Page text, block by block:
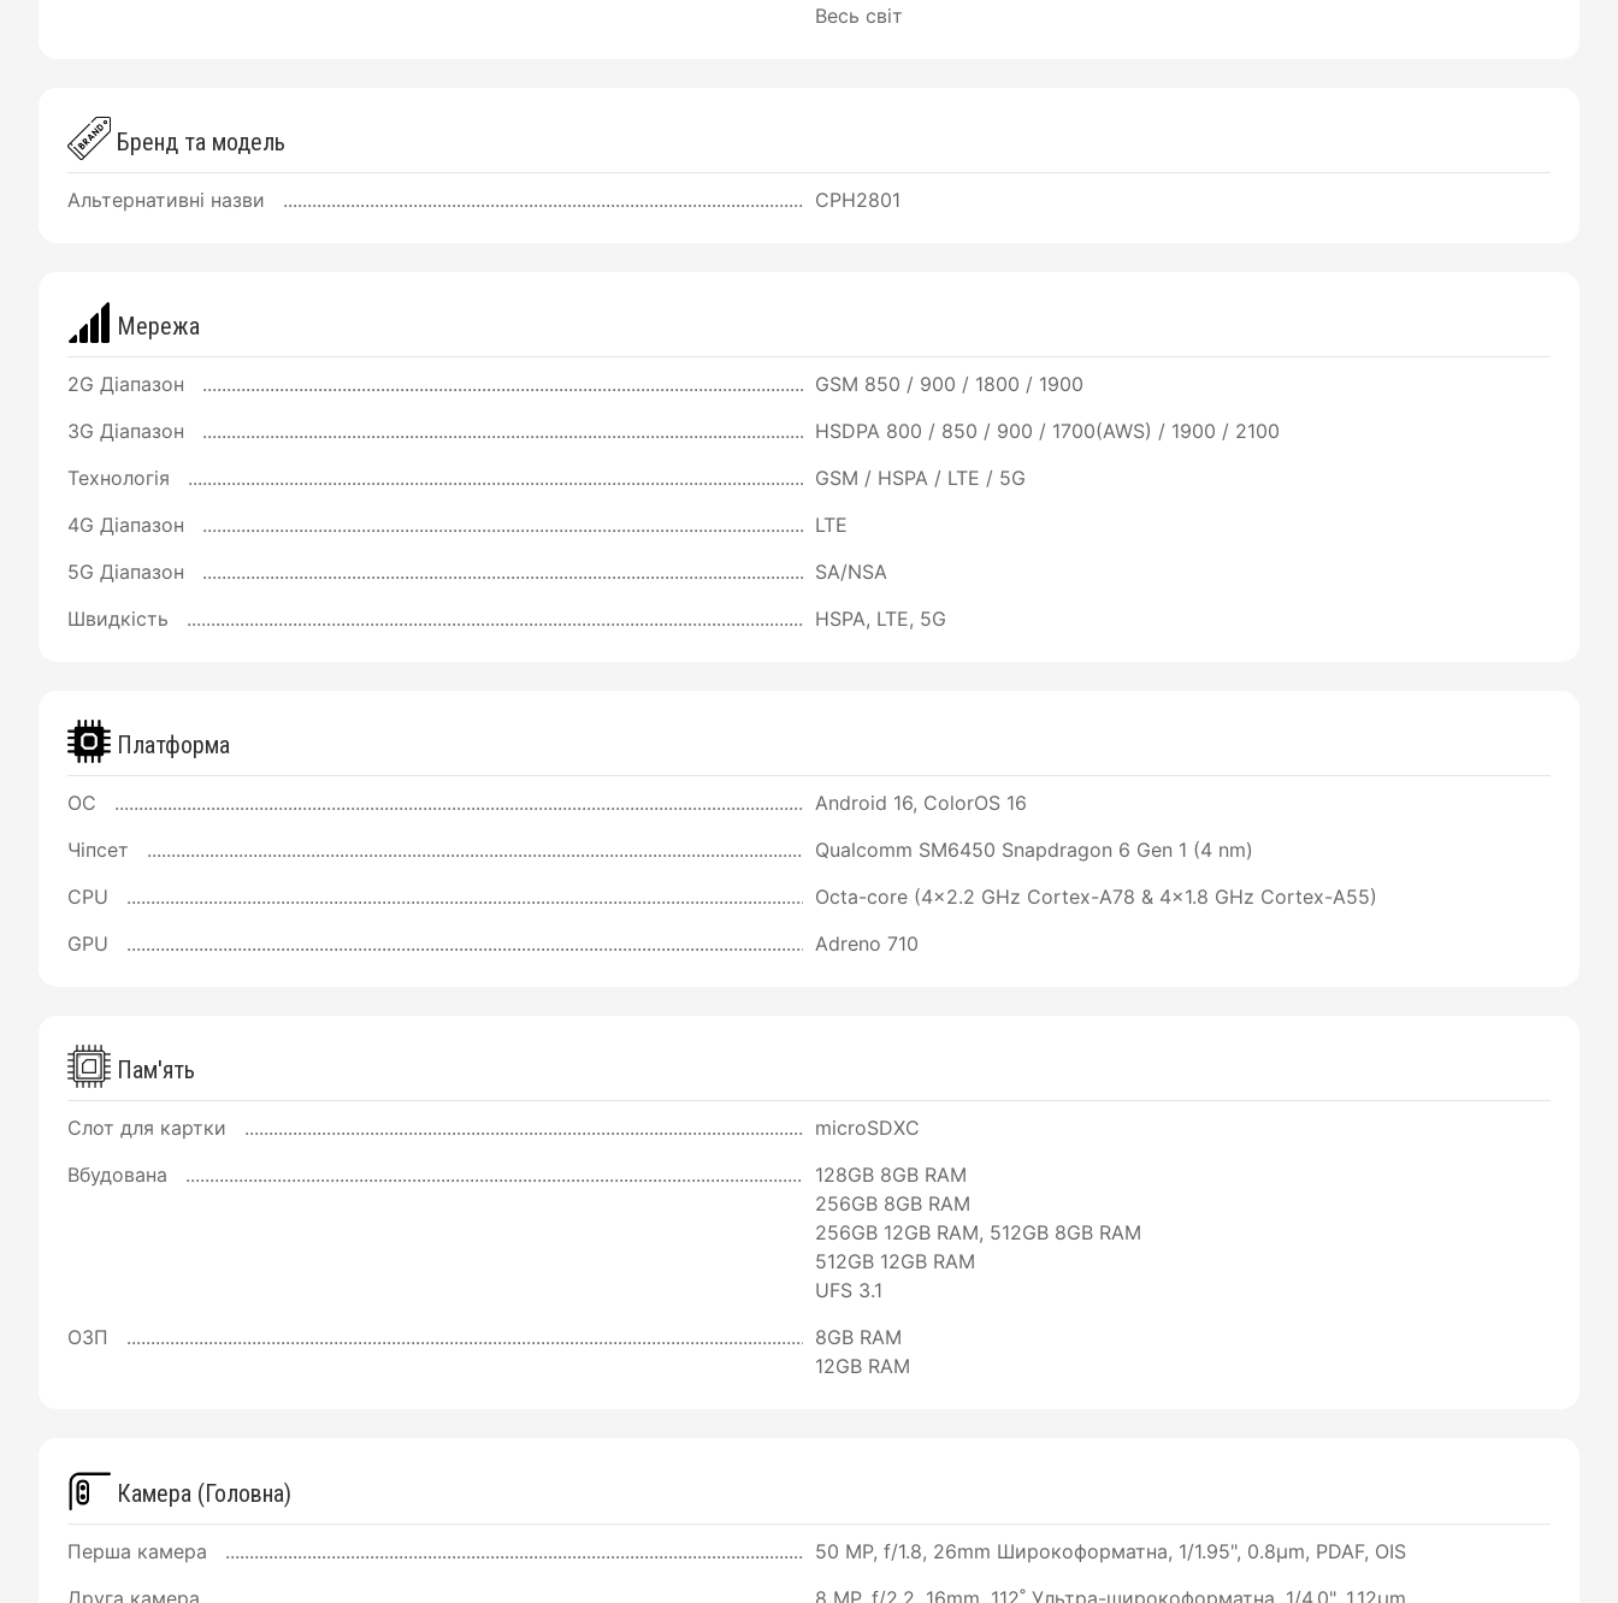
Весь світ
Бренд та модель
Альтернативні назви CPH2801
Мережа
2G Діапазон
GSM 850 / 900 / 1800 / 1900
3G Діапазон
HSDPA 800 / 850 / 900 / 1700(AWS) / 1900 / 2100
Технологія
GSM / HSPA / LTE / 5G
4G Діапазон
LTE
5G Діапазон
SA/NSA
Швидкість
HSPA, LTE, 5G
Платформа
ОС
Android 16, ColorOS 16
Чіпсет
Qualcomm SM6450 Snapdragon 6 Gen 1 (4 nm)
CPU
Octa-core (4x2.2 GHz Cortex-A78 & 4x1.8 GHz Cortex-A55)
GPU
Adreno 710
Пам'ять
Слот для картки
microSDXC
Вбудована
128GB 8GB RAM
256GB 8GB RAM
256GB 12GB RAM, 512GB 8GB RAM
512GB 12GB RAM
UFS 3.1
ОЗП
8GB RAM
12GB RAM
Камера (Головна)
Перша камера
50 MP, f/1.8, 26mm Широкоформатна, 1/1.95", 0.8µm, PDAF, OIS
Друга камера
8 MP, f/2.2, 16mm, 112˚ Ультра-широкоформатна, 1/4.0", 1.12µm